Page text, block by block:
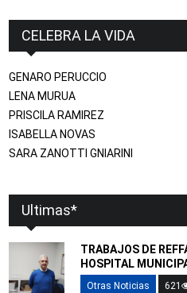
CELEBRA LA VIDA
GENARO PERUCCIO
LENA MURUA
PRISCILA RAMIREZ
ISABELLA NOVAS
SARA ZANOTTI GNIARINI
Ultimas*
TRABAJOS DE
HOSPITAL
Otras Noticias 621